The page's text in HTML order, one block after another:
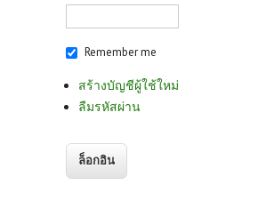
Remember me
สร้างบัญชีผู้ใช้ใหม่
ลืมรหัสผ่าน